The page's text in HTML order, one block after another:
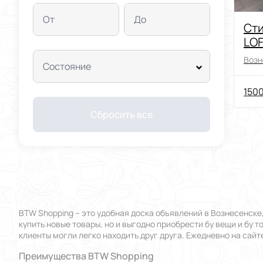
От До
Состояние
Сбросить все
BTW Shopping – это удобная доска объявлений в
купить новые товары, но и выгодно приобрести бу вещи и бу
клиенты могли легко находить друг друга. Ежедневно на
Преимущества BTW Shopping